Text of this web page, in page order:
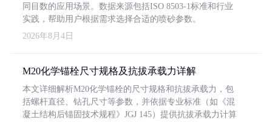
同目数的应用场景。数据来源包括ISO 8503-1标准和行业
实践，帮助用户根据需求选择合适的喷砂参数。
2026年8月4日
M20化学锚栓尺寸规格及抗拔承载力详解
本文详细解析M20化学锚栓的尺寸规格和抗拔承载力，包
括螺杆直径、钻孔尺寸等参数，并依据专业标准（如《混
凝土结构后锚固技术规程》JGJ 145）提供抗拔承载力计算